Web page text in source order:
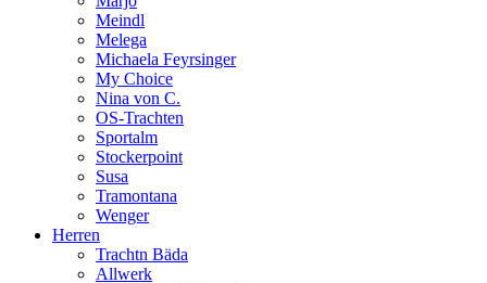
Meindl
Melega
Michaela Feyrsinger
My Choice
Nina von C.
OS-Trachten
Sportalm
Stockerpoint
Susa
Tramontana
Wenger
Herren
Trachtn Bäda
Allwerk